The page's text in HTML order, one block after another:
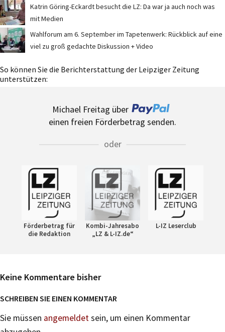
Katrin Göring-Eckardt besucht die LZ: Da war ja auch noch was
mit Medien
Wahlforum am 6. September im Tapetenwerk: Rückblick auf eine
viel zu groß gedachte Diskussion + Video
So können Sie die Berichterstattung der Leipziger Zeitung
unterstützen:
Michael Freitag über
einen freien Förderbetrag senden.
oder
Förderbetrag für
die Redaktion
Kombi-Jahresabo
„LZ & L-IZ.de“
L-IZ Leserclub
Keine Kommentare bisher
SCHREIBEN SIE EINEN KOMMENTAR
Sie müssen angemeldetsein, um einen Kommentar